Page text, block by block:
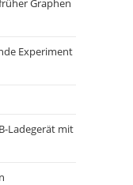
Graphen
Experiment
Ladegerät mit